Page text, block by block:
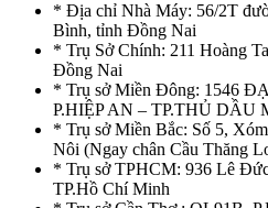
* Địa chỉ Nhà Máy: 56/2T
Bình, tỉnh Đồng Nai
* Trụ Sở Chính: 211 Hoàng
Đồng Nai
* Trụ sở Miền Đông: 1546
P.HIỆP AN – TP.THỦ
* Trụ sở Miền Bắc: Số 5,
Nôi (Ngay chân Cầu Thăng
* Trụ sở TPHCM: 936 Lê
TP.Hồ Chí Minh